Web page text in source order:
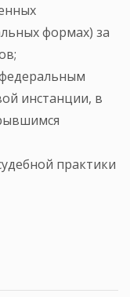
формах) за
инстанции, в
практики